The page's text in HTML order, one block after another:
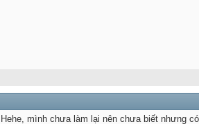
Hehe, mình chưa làm lại nên chưa biết nhưng